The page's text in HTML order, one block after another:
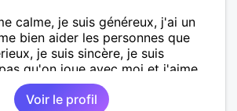
calme, je suis généreux, j'ai un
bien aider les personnes que
je suis sincère, je suis
qu'on joue avec moi et j'aime
Je cherche une relation
Voir le profil